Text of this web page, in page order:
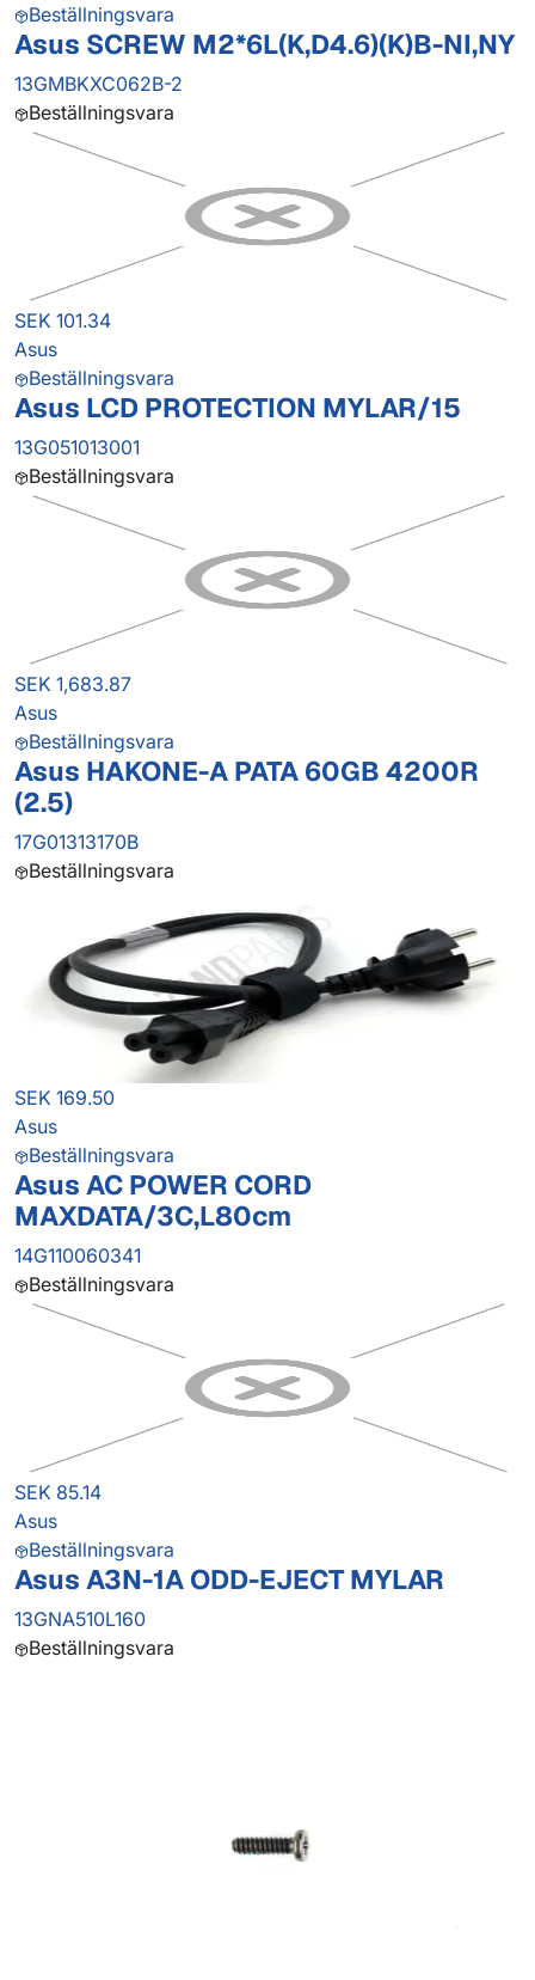
Beställningsvara
Asus SCREW M2*6L(K,D4.6)(K)B-NI,NY
13GMBKXC062B-2
Beställningsvara
SEK 101.34
Asus
Beställningsvara
Asus LCD PROTECTION MYLAR/15
13G051013001
Beställningsvara
SEK 1,683.87
Asus
Beställningsvara
Asus HAKONE-A PATA 60GB 4200R
(2.5)
17G01313170B
Beställningsvara
SEK 169.50
Asus
Beställningsvara
Asus AC POWER CORD
MAXDATA/3C,L80cm
14G110060341
Beställningsvara
SEK 85.14
Asus
Beställningsvara
Asus A3N-1A ODD-EJECT MYLAR
13GNA510L160
Beställningsvara